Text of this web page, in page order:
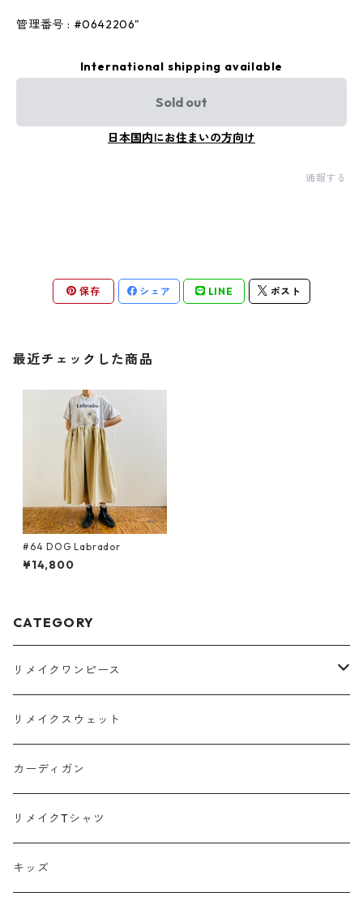
管理番号 : #0642206"
International shipping available
Sold out
日本国内にお住まいの方向け
通報する
保存 シェア LINE ポスト
最近チェックした商品
#64 DOG Labrador
¥14,800
CATEGORY
リメイクワンピース
Tシャツ
スウェット
ポロシャツ
リメイクスウェット
カーディガン
リメイクTシャツ
キッズ